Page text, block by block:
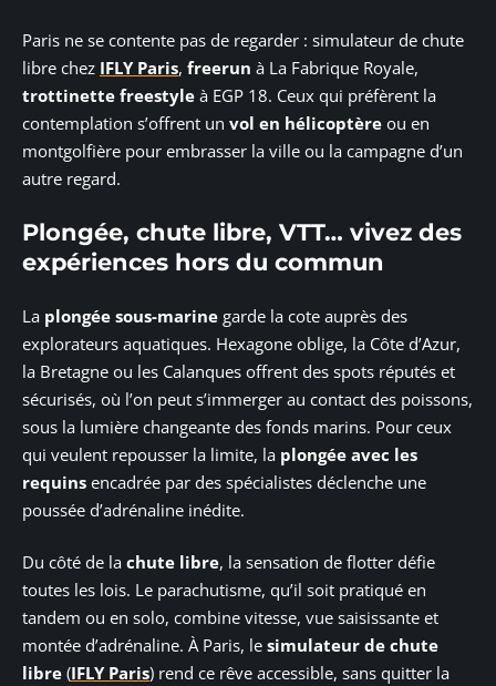
Paris ne se contente pas de regarder : simulateur de chute
libre chez IFLY Paris, freerun à La Fabrique Royale,
trottinette freestyle à EGP 18. Ceux qui préfèrent la
contemplation s’offrent un vol en hélicoptère ou en
montgolfière pour embrasser la ville ou la campagne d’un
autre regard.
Plongée, chute libre, VTT… vivez des
expériences hors du commun
La plongée sous-marine garde la cote auprès des
explorateurs aquatiques. Hexagone oblige, la Côte d’Azur,
la Bretagne ou les Calanques offrent des spots réputés et
sécurisés, où l’on peut s’immerger au contact des poissons,
sous la lumière changeante des fonds marins. Pour ceux
qui veulent repousser la limite, la plongée avec les
requins encadrée par des spécialistes déclenche une
poussée d’adrénaline inédite.
Du côté de la chute libre, la sensation de flotter défie
toutes les lois. Le parachutisme, qu’il soit pratiqué en
tandem ou en solo, combine vitesse, vue saisissante et
montée d’adrénaline. À Paris, le simulateur de chute
libre (IFLY Paris) rend ce rêve accessible, sans quitter la